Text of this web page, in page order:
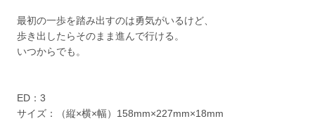
最初の一歩を踏み出すのは勇気がいるけど、
歩き出したらそのまま進んで行ける。
いつからでも。
ED：3
サイズ：（縦×横×幅）158mm×227mm×18mm